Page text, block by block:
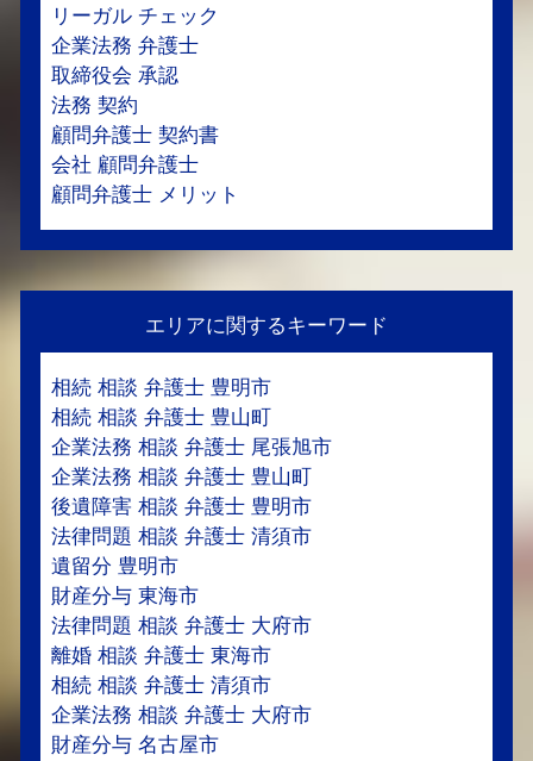
リーガル チェック
企業法務 弁護士
取締役会 承認
法務 契約
顧問弁護士 契約書
会社 顧問弁護士
顧問弁護士 メリット
エリアに関するキーワード
相続 相談 弁護士 豊明市
相続 相談 弁護士 豊山町
企業法務 相談 弁護士 尾張旭市
企業法務 相談 弁護士 豊山町
後遺障害 相談 弁護士 豊明市
法律問題 相談 弁護士 清須市
遺留分 豊明市
財産分与 東海市
法律問題 相談 弁護士 大府市
離婚 相談 弁護士 東海市
相続 相談 弁護士 清須市
企業法務 相談 弁護士 大府市
財産分与 名古屋市